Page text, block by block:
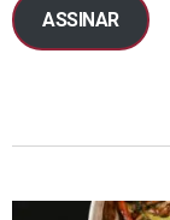
ASSINAR